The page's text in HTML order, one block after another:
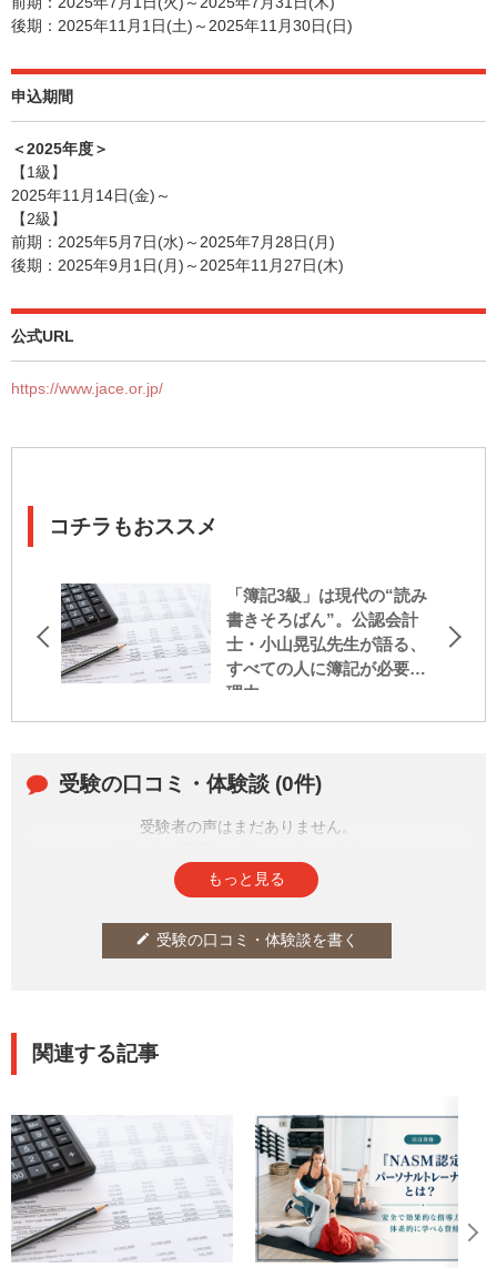
後期：2025年11月1日(土)～2025年11月30日(日)
申込期間
＜2025年度＞
【1級】
2025年11月14日(金)～
【2級】
前期：2025年5月7日(水)～2025年7月28日(月)
後期：2025年9月1日(月)～2025年11月27日(木)
公式URL
https://www.jace.or.jp/
コチラもおススメ
「簿記3級」は現代の“読み
書きそろばん”。公認会計
士・小山晃弘先生が語る、
すべての人に簿記が必要な
理由
受験の口コミ・体験談 (0件)
受験者の声はまだありません。
もっと見る
edit 受験の口コミ・体験談を書く
関連する記事